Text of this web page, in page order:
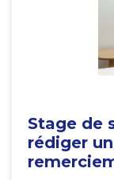
Stage de
rédiger